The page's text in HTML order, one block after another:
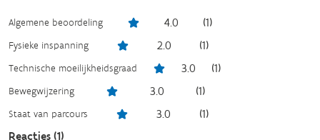
Algemene beoordeling 4.0 (1)
Fysieke inspanning 2.0 (1)
Technische moeilijkheidsgraad 3.0 (1)
Bewegwijzering 3.0 (1)
Staat van parcours 3.0 (1)
Reacties (1)